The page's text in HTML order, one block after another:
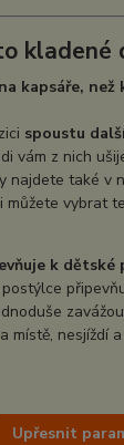
kapsáře,
spoustu
vám z nich
najdete také v
můžete vybrat
k dětské
místě, nesjíždí
Upřesnit